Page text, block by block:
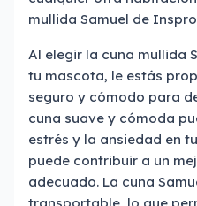
mullida Samuel de
Al elegir la cuna mullida
tu mascota, le estás
seguro y cómodo para
cuna suave y cómoda
estrés y la ansiedad en
puede contribuir a un
adecuado. La cuna